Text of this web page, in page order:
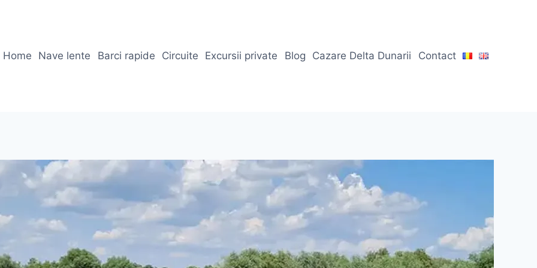
Home
Nave lente Barci rapide Circuite Excursii private Blog Cazare Delta Dunarii Contact